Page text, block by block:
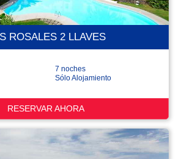
ROSALES 2 LLAVES
7 noches
Sólo Alojamiento
RESERVAR AHORA